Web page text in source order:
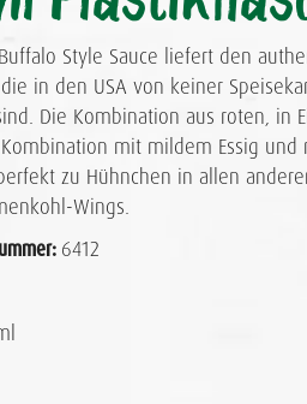
Style Sauce liefert den
in den USA von keiner
Die Kombination aus roten, in
mit mildem Essig
zu Hühnchen in allen
Wings.
6412